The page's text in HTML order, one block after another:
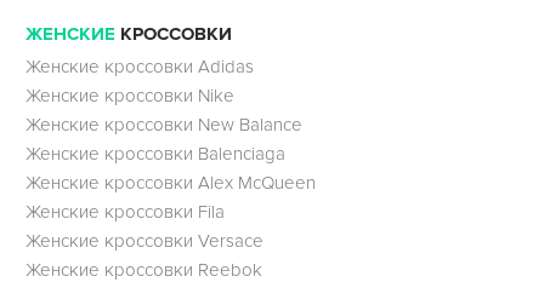
ЖЕНСКИЕ КРОССОВКИ
Женские кроссовки Adidas
Женские кроссовки Nike
Женские кроссовки New Balance
Женские кроссовки Balenciaga
Женские кроссовки Alex McQueen
Женские кроссовки Fila
Женские кроссовки Versace
Женские кроссовки Reebok